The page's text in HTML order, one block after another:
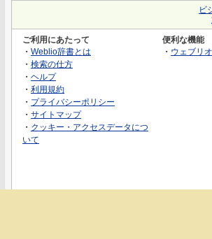
ビ
ご利用にあたって
・ Weblio辞書とは
・ 検索の仕方
・ ヘルプ
・ 利用規約
・ プライバシーポリシー
・ サイトマップ
・ クッキー・アクセスデータにつ
いて
便利な機能
・ ウェブリ